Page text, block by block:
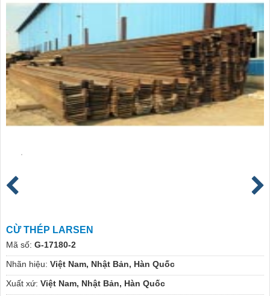
CỪ THÉP LARSEN
Mã số: G-17180-2
Nhãn hiệu: Việt Nam, Nhật Bản, Hàn Quốc
Xuất xứ: Việt Nam, Nhật Bản, Hàn Quốc